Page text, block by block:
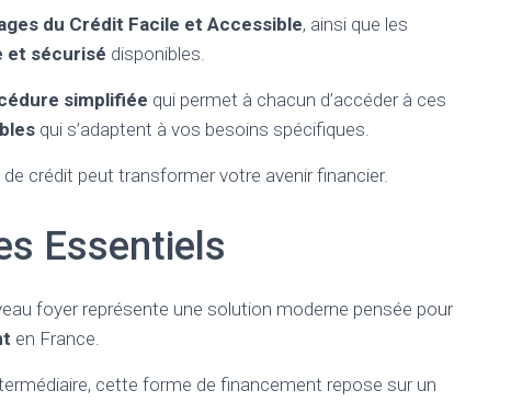
du Crédit Facile et Accessible, ainsi que les
et sécurisé disponibles.
simplifiée qui permet à chacun d’accéder à ces
qui s’adaptent à vos besoins spécifiques.
crédit peut transformer votre avenir financier.
Essentiels
foyer représente une solution moderne pensée pour
en France.
cette forme de financement repose sur un